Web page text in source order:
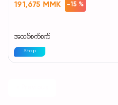
191,675 MMK -15 %
အသစ်စက်စက်
Shop